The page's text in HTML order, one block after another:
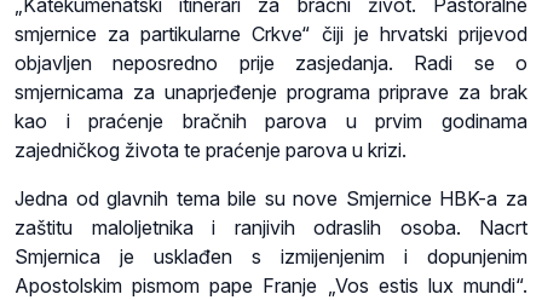
smjernice za partikularne Crkve“ čiji je hrvatski prijevod
objavljen neposredno prije zasjedanja. Radi se o
smjernicama za unaprjeđenje programa priprave za brak
kao i praćenje bračnih parova u prvim godinama
zajedničkog života te praćenje parova u krizi.
Jedna od glavnih tema bile su nove Smjernice HBK-a za
zaštitu maloljetnika i ranjivih odraslih osoba. Nacrt
Smjernica je usklađen s izmijenjenim i dopunjenim
Apostolskim pismom pape Franje „Vos estis lux mundi“.